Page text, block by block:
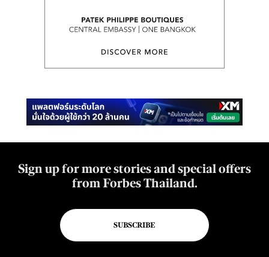
Sign up for more stories and special offers
from Forbes Thailand.
SUBSCRIBE